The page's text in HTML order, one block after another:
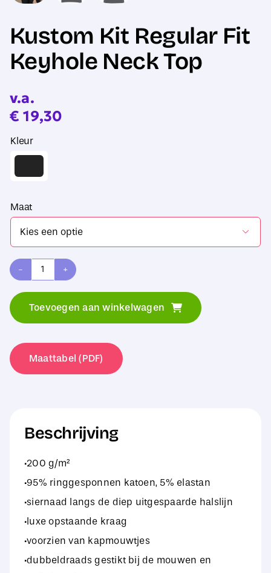
Kustom Kit Regular Fit
Keyhole Neck Top
v.a.
€ 19,30
Kleur
Maat

Kustom
Regular
Keyhole
Neck
Toevoegen aan winkelwagen
Maattabel (PDF)
Beschrijving
·200 g/m²
·95% ringgesponnen katoen, 5% elastan
·siernaad langs de diep uitgespaarde halslijn
·luxe opstaande kraag
·voorzien van kapmouwtjes
·dubbeldraads gestikt bij de mouwen en